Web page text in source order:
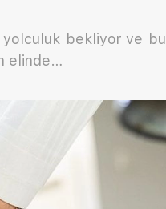
yolculuk bekliyor ve bu
elinde…